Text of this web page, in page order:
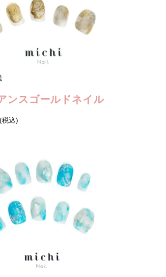
ンスゴールドネイル
税込)